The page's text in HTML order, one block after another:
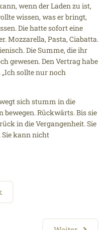
wenn der Laden zu ist,
wissen, was er bringt,
Die hatte sofort eine
Mozzarella, Pasta, Ciabatta.
Die Summe, die ihr
gewesen. Den Vertrag habe
sollte nur noch
sich stumm in die
bewegen. Rückwärts. Bis sie
in die Vergangenheit. Sie
Sie kann nicht